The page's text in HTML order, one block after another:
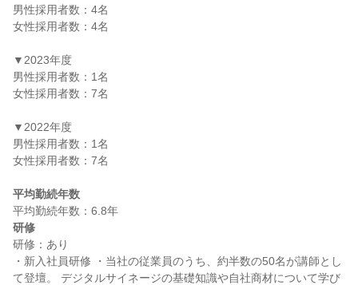
男性採用者数：4名
女性採用者数：4名
▼2023年度
男性採用者数：1名
女性採用者数：7名
▼2022年度
男性採用者数：1名
女性採用者数：7名
平均勤続年数
研修
研修：あり
・新入社員研修 ・当社の従業員のうち、約半数の50名が講師とし
て登壇。 デジタルサイネージの基礎知識や自社商材について学び